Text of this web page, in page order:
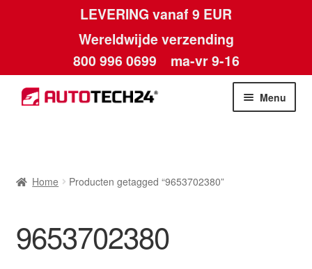
LEVERING vanaf 9 EUR
Wereldwijde verzending
800 996 0699 ma-vr 9-16
Ga
door
Ga
naar
Menu
Betalingen
Home Producten getagged “9653702380”
9653702380